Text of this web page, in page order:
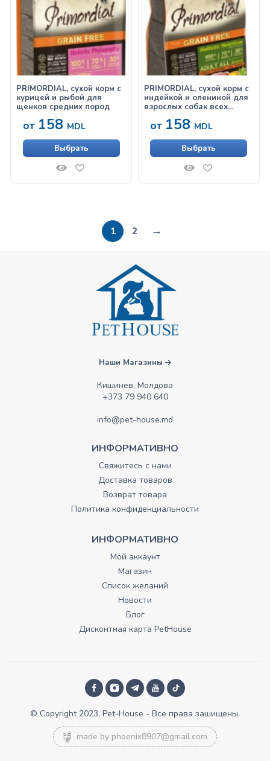
PRIMORDIAL, сухой корм с
курицей и рыбой для
щенков средних пород
от 158 MDL
Выбрать
PRIMORDIAL, сухой корм с
индейкой и олениной для
взрослых собак всех
от 158 MDL
Выбрать
1 2 →
Наши Магазины
Кишинев, Молдова
+373 79 940 640
info@pet-house.md
ИНФОРМАТИВНО
Свяжитесь с нами
Доставка товаров
Возврат товара
Политика конфиденциальности
ИНФОРМАТИВНО
Мой аккаунт
Магазин
Список желаний
Новости
Блог
Дисконтная карта PetHouse
© Copyright 2023, Pet-House - Все права зашищены.
made by phoenix8907@gmail.com